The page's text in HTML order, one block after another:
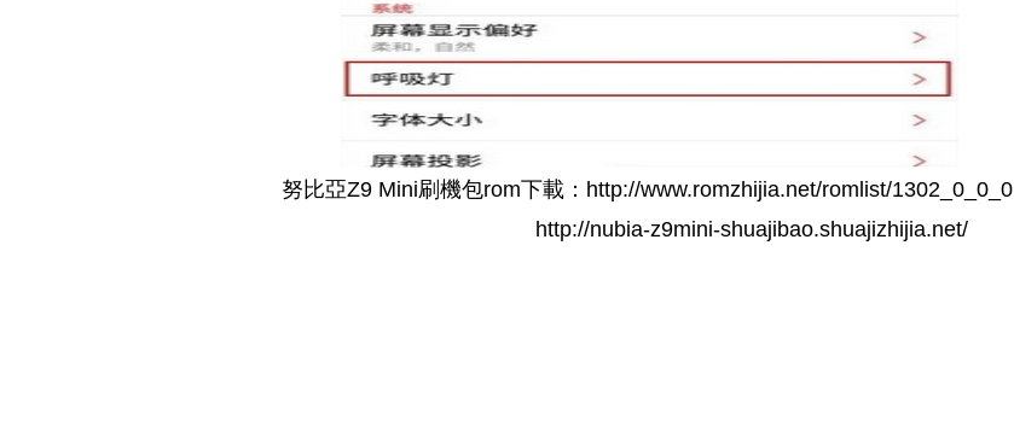
努比亞Z9 Mini刷機包rom下載：http://www.romzhijia.net/romlist/1302_0_0_0
http://nubia-z9mini-shuajibao.shuajizhijia.net/